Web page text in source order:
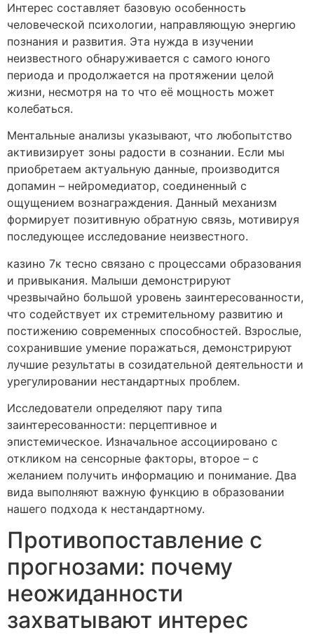
Интерес составляет базовую особенность
человеческой психологии, направляющую энергию
познания и развития. Эта нужда в изучении
неизвестного обнаруживается с самого юного
периода и продолжается на протяжении целой
жизни, несмотря на то что её мощность может
колебаться.
Ментальные анализы указывают, что любопытство
активизирует зоны радости в сознании. Если мы
приобретаем актуальную данные, производится
допамин – нейромедиатор, соединенный с
ощущением вознаграждения. Данный механизм
формирует позитивную обратную связь, мотивируя
последующее исследование неизвестного.
казино 7к тесно связано с процессами образования
и привыкания. Малыши демонстрируют
чрезвычайно большой уровень заинтересованности,
что содействует их стремительному развитию и
постижению современных способностей. Взрослые,
сохранившие умение поражаться, демонстрируют
лучшие результаты в созидательной деятельности и
урегулировании нестандартных проблем.
Исследователи определяют пару типа
заинтересованности: перцептивное и
эпистемическое. Изначальное ассоциировано с
откликом на сенсорные факторы, второе – с
желанием получить информацию и понимание. Два
вида выполняют важную функцию в образовании
нашего подхода к нестандартному.
Противопоставление с
прогнозами: почему
неожиданности
захватывают интерес